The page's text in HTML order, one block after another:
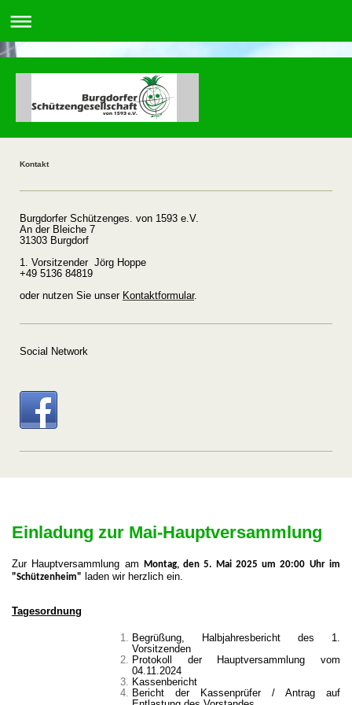
Kontakt
Burgdorfer Schützenges. von 1593 e.V.
An der Bleiche 7
31303 Burgdorf
1. Vorsitzender Jörg Hoppe
+49 5136 84819
oder nutzen Sie unser Kontaktformular.
Social Network
Einladung zur Mai-Hauptversammlung
Zur Hauptversammlung am
Montag, den 5. Mai 2025 um 20:00 Uhr im
"Schützenheim"
laden wir herzlich ein.
Tagesordnung
Begrüßung, Halbjahresbericht des 1.
Vorsitzenden
Protokoll der Hauptversammlung vom
04.11.2024
Kassenbericht
Bericht der Kassenprüfer / Antrag auf